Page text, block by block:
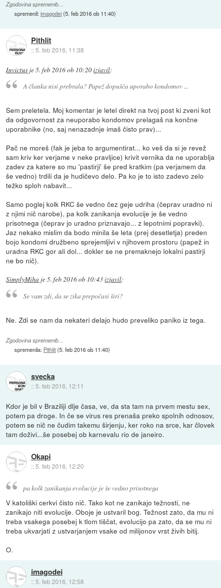
Zgodovina sprememb…
spremenil:imagodei(5. feb 2016 ob 11:40)
Pithlit
::5. feb 2016, 11:38
Invictus je5. feb 2016 ob 10:20izjavil:
A članka nisi prebrala? Papež dopušča uporabo kondomov ...
Sem preletela. Moj komentar je letel direkt na tvoj post ki zveni kot
da odgovornost za neuporabo kondomov prelagaš na končne
uporabnike (no, saj nenazadnje imaš čisto prav)...
Pač ne moreš (fak je jeba to argumentirat... ko veš da si je revež
sam kriv ker verjame v neke pravljice) krivit vernika da ne uporablja
zadev za katere so mu 'pastirji' še pred kratkim (pa verjamem da
še vedno) trdili da je hudičevo delo. Pa ko je to isto zadevo zelo
težko sploh nabavit...
Samo poglej kolk RKC še vedno čez geje udriha (čeprav uradno ni
z njimi nič narobe), pa kolk zanikanja evolucije je še vedno
prisotnega (čeprav jo uradno priznavajo... z lepotnimi popravki).
Jaz nekako mislim da bodo minila še leta (prej desetletja) preden
bojo kondomi družbeno sprejemljivi v njihovem prostoru (papež in
uradna RKC gor ali dol... dokler se ne premaknejo lokalni pastirji
ne bo nič).
SimplyMiha je5. feb 2016 ob 10:43izjavil:
Se vam zdi, da se zika prepočasi širi?
Ne. Zdi se nam da nekateri delajo hudo preveliko paniko iz tega.
Zgodovina sprememb…
spremenila: Pithlit(5. feb 2016 ob 11:40)
svecka
:: 5. feb 2016, 12:11
Kdor je bil v Braziliji dlje časa, ve, da sta tam na prvem mestu sex,
potem pa droge. In če se virus res prenaša preko spolnih odnosov,
potem se nič ne čudim takemu širjenju, ker roko na srce, kar človek
tam doživi...še posebej ob karnevalu rio de janeiro.
Okapi
::5. feb 2016, 12:20
pa kolk zanikanja evolucije je še vedno prisotnega
V katoliški cerkvi čisto nič. Tako kot ne zanikajo težnosti, ne
zanikajo niti evolucije. Oboje je ustvaril bog. Težnost zato, da mu ni
treba vsakega posebej k tlom tiščat, evolucijo pa zato, da se mu ni
treba ukvarjati z ustvarjanjem vsake od milijonov vrst živih bitij.
O.
imagodei
:: 5. feb 2016, 12:58